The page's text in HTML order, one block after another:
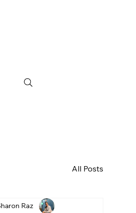
All Posts
Raz